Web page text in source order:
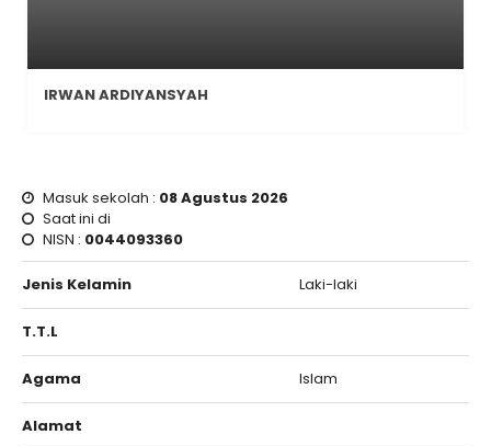
IRWAN ARDIYANSYAH
Masuk sekolah : 08 Agustus 2026
Saat ini di
NISN : 0044093360
Jenis Kelamin Laki-laki
T.T.L
Agama Islam
Alamat